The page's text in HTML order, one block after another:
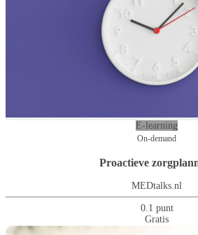
E-learning
On-demand
Proactieve
MEDtalks.nl
0.1 punt
Gratis